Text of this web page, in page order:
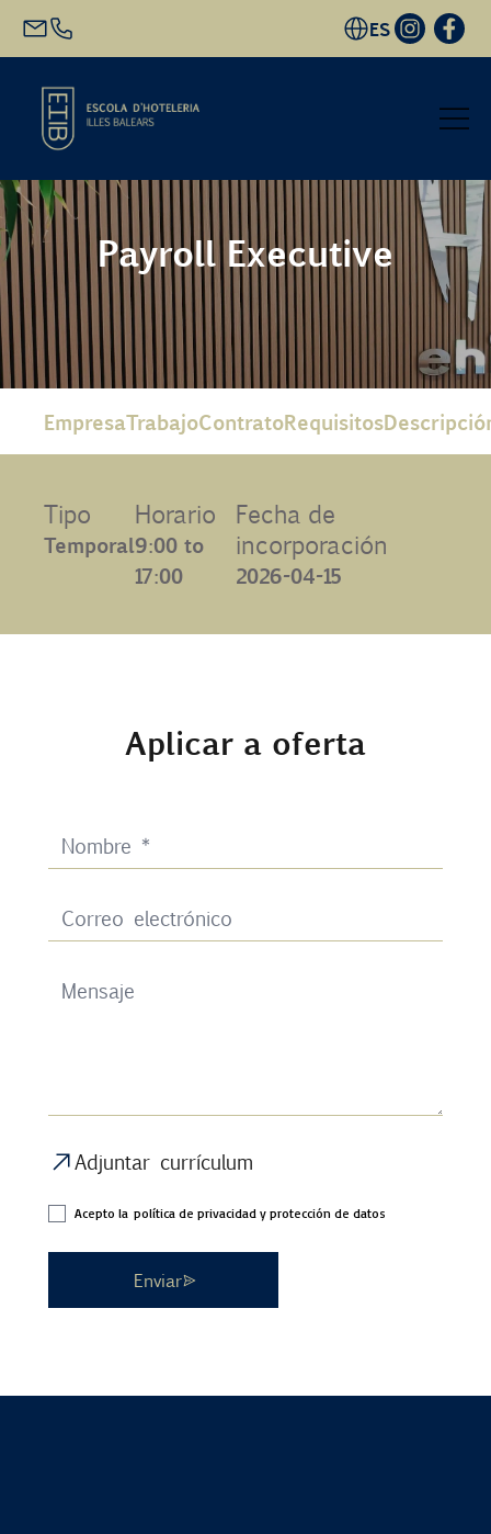
ES
Inicio
Oferta académica
Futuro alumnado
Contacto
Payroll Executive
EmpresaTrabajoContratoRequisitos
Tipo
Temporal
Horario
9:00 to
17:00
Fecha de
incorporación
2026-04-15
Aplicar a oferta
Adjuntar currículum
Acepto la política de privacidad y protección de datos
Enviar